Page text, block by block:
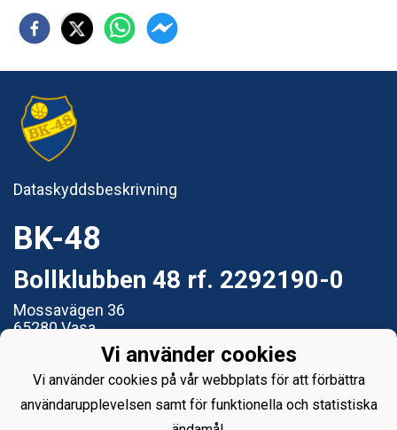
Dataskyddsbeskrivning
BK-48
Bollklubben 48 rf. 2292190-0
Mossavägen 36
65280 Vasa
e-post: styrelsen@bk48.fi
Vi använder cookies
Vi använder cookies på vår webbplats för att förbättra
användarupplevelsen samt för funktionella och statistiska